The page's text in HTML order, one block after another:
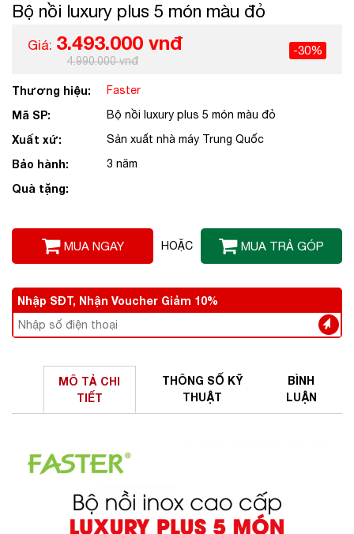
Bộ nồi luxury plus 5 món màu đỏ
Giá: 3.493.000 vnđ
4.990.000 vnđ
-30%
Thương hiệu: Faster
Mã SP: Bộ nồi luxury plus 5 món màu đỏ
Xuất xứ: Sản xuất nhà máy Trung Quốc
Bảo hành: 3 năm
Quà tặng:
MUA NGAY HOẶC MUA TRẢ GÓP
Nhập SĐT, Nhận Voucher Giảm 10%
MÔ TẢ CHI
TIẾT
THÔNG SỐ KỸ
THUẬT
BÌNH
LUẬN